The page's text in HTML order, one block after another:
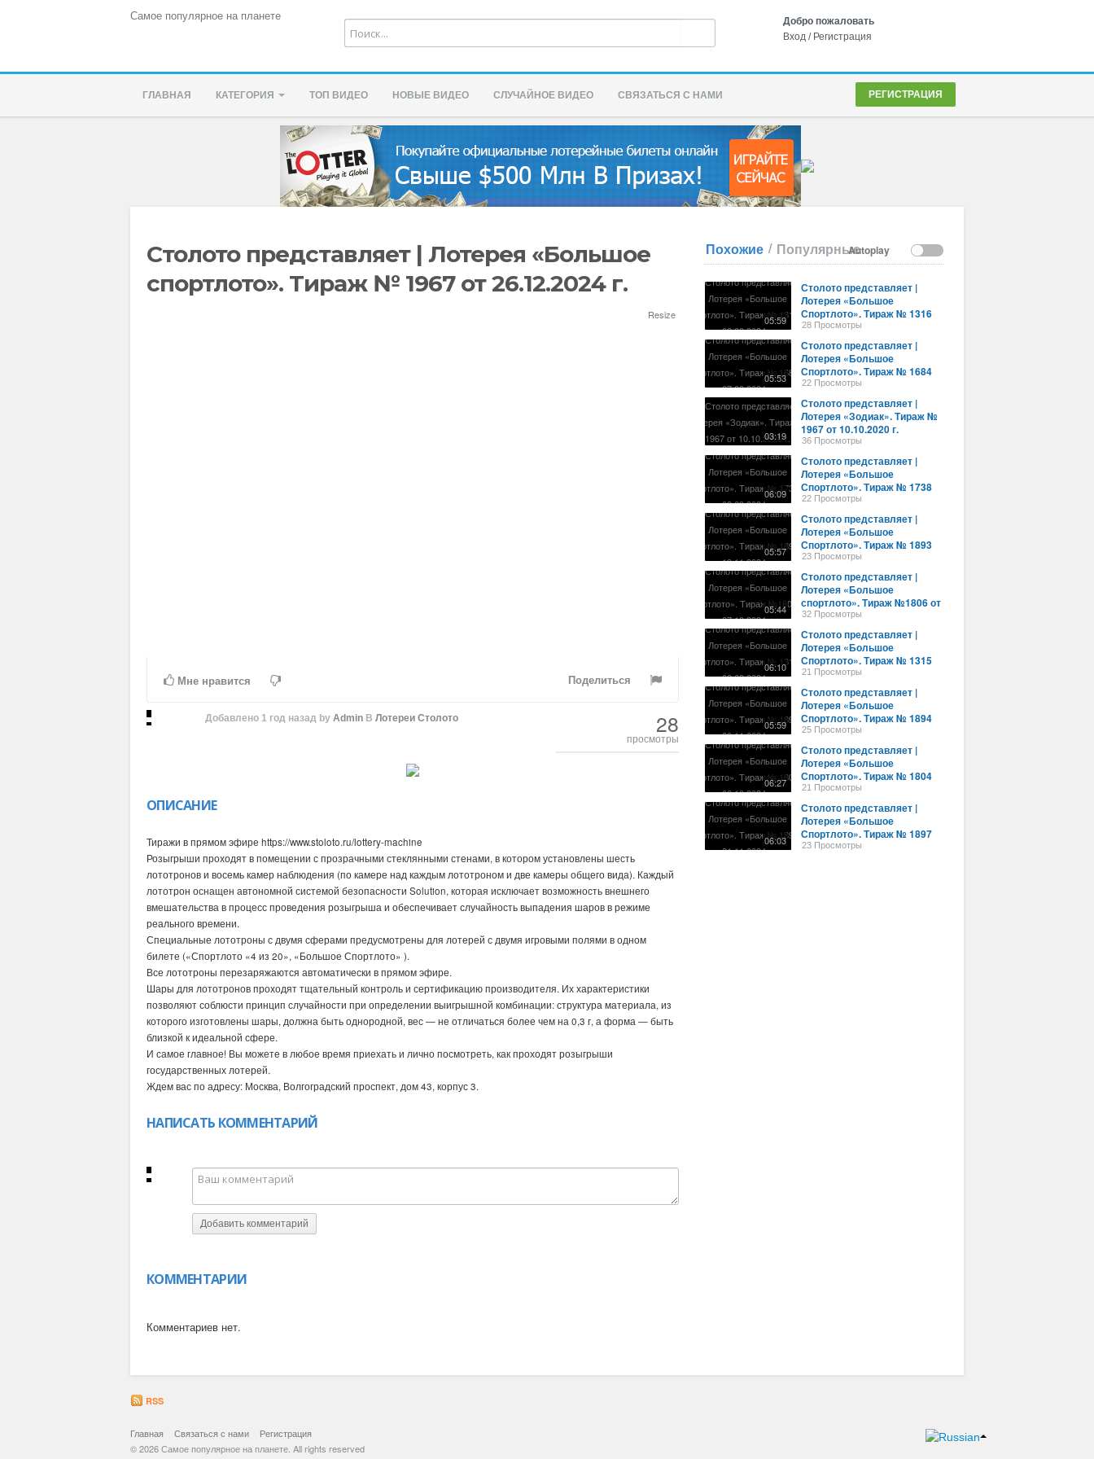
Самое популярное на планете
Добро пожаловать
Вход/ Регистрация
ГЛАВНАЯ КАТЕГОРИЯ ТОП ВИДЕО НОВЫЕ ВИДЕО СЛУЧАЙНОЕ ВИДЕО СВЯЗАТЬСЯ С НАМИ РЕГИСТРАЦИЯ
Столото представляет | Лотерея «Большое
спортлото». Тираж № 1967 от 26.12.2024 г.
Resize
Мне нравится Поделиться
Добавлено 1 год назадby AdminВ Лотереи Столото 28
просмотры
ОПИСАНИЕ
Тиражи в прямом эфире https://www.stoloto.ru/lottery-machine
Розыгрыши проходят в помещении с прозрачными стеклянными стенами, в котором установлены шесть
лототронов и восемь камер наблюдения (по камере над каждым лототроном и две камеры общего вида). Каждый
лототрон оснащен автономной системой безопасности Solution, которая исключает возможность внешнего
вмешательства в процесс проведения розыгрыша и обеспечивает случайность выпадения шаров в режиме
реального времени.
Специальные лототроны с двумя сферами предусмотрены для лотерей с двумя игровыми полями в одном
билете («Спортлото «4 из 20», «Большое Спортлото» ).
Все лототроны перезаряжаются автоматически в прямом эфире.
Шары для лототронов проходят тщательный контроль и сертификацию производителя. Их характеристики
позволяют соблюсти принцип случайности при определении выигрышной комбинации: структура материала, из
которого изготовлены шары, должна быть однородной, вес — не отличаться более чем на 0,3 г, а форма — быть
близкой к идеальной сфере.
И самое главное! Вы можете в любое время приехать и лично посмотреть, как проходят розыгрыши
государственных лотерей.
Ждем вас по адресу: Москва, Волгоградский проспект, дом 43, корпус 3.
НАПИСАТЬ КОММЕНТАРИЙ
Добавить комментарий
КОММЕНТАРИИ
Комментариев нет.
Autoplay
Похожие / Популярные
05:59
Столото представляет |
Лотерея «Большое
Спортлото». Тираж № 1316
от 02.02.2024 г.
28 Просмотры
05:53
Столото представляет |
Лотерея «Большое
Спортлото». Тираж № 1684
от 07.08.2024 г.
22 Просмотры
03:19
Столото представляет |
Лотерея «Зодиак». Тираж №
1967 от 10.10.2020 г.
36 Просмотры
06:09
Столото представляет |
Лотерея «Большое
Спортлото». Тираж № 1738
от 03.09.2024 г.
22 Просмотры
05:57
Столото представляет |
Лотерея «Большое
Спортлото». Тираж № 1893
от 19.11.2024 г.
23 Просмотры
05:44
Столото представляет |
Лотерея «Большое
спортлото». Тираж №1806 от
07.10.2024 г.
32 Просмотры
06:10
Столото представляет |
Лотерея «Большое
Спортлото». Тираж № 1315
от 02.02.2024 г.
21 Просмотры
05:59
Столото представляет |
Лотерея «Большое
Спортлото». Тираж № 1894
от 20.11.2024 г.
25 Просмотры
06:27
Столото представляет |
Лотерея «Большое
Спортлото». Тираж № 1804
от 06.10.2024 г.
21 Просмотры
06:03
Столото представляет |
Лотерея «Большое
Спортлото». Тираж № 1897
от 21.11.2024 г.
23 Просмотры
RSS
Главная Связаться с нами
Регистрация
© 2026 Самое популярное на планете. All rights reserved